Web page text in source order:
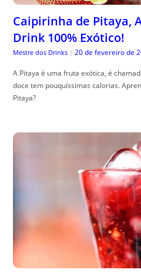
Caipirinha de Pitaya,
Drink 100% Exótico!
Mestre dos Drinks | 20 de fevereiro de
A Pitaya é uma fruta exótica, é
doce tem pouquíssimas calorias.
Pitaya?